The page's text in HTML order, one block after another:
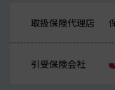
取扱保険代理店
引受保険会社